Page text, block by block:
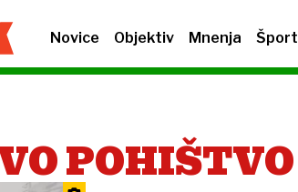
Novice Objektiv Mnenja Šport
POHIŠTVO